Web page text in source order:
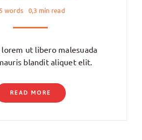
words 0,3 min read
lorem ut libero malesuada
blandit aliquet elit.
READ MORE